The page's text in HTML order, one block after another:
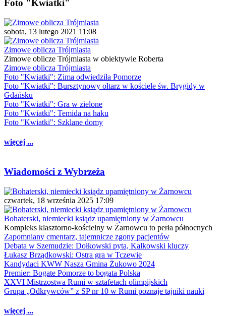
Foto "Kwiatki"
sobota, 13 lutego 2021 11:08
Zimowe oblicza Trójmiasta
Zimowe oblicze Trójmiasta w obiektywie Roberta
Zimowe oblicza Trójmiasta
Foto "Kwiatki": Zima odwiedziła Pomorze
Foto "Kwiatki": Bursztynowy ołtarz w kościele św. Brygidy w
Gdańsku
Foto "Kwiatki": Gra w zielone
Foto "Kwiatki": Temida na haku
Foto "Kwiatki": Szklane domy
więcej ...
Wiadomości z Wybrzeża
czwartek, 18 września 2025 17:09
Bohaterski, niemiecki ksiądz upamiętniony w Żarnowcu
Kompleks klasztorno-kościelny w Żarnowcu to perła północnych
Zapomniany cmentarz, tajemnicze zgony pacjentów
Debata w Szemudzie: Dołkowski pyta, Kalkowski kluczy
Łukasz Brządkowski: Ostra gra w Tczewie
Kandydaci KWW Nasza Gmina Żukowo 2024
Premier: Bogate Pomorze to bogata Polska
XXVI Mistrzostwa Rumi w sztafetach olimpijskich
Grupa „Odkrywców” z SP nr 10 w Rumi poznaje tajniki nauki
więcej ...